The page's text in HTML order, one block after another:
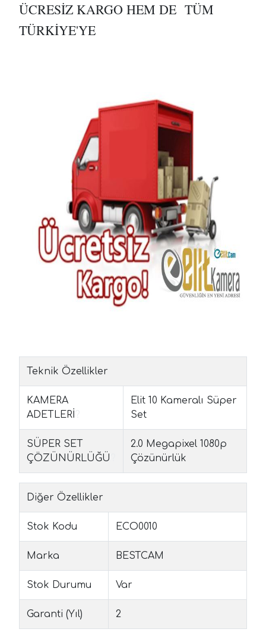
ÜCRESİZ KARGO HEM DE TÜM
TÜRKİYE'YE
Teknik Özellikler
KAMERA
ADETLERİ
Elit 10 Kameralı Süper
Set
SÜPER SET
ÇÖZÜNÜRLÜĞÜ
2.0 Megapixel 1080p
Çözünürlük
Diğer Özellikler
Stok Kodu ECO0010
Marka BESTCAM
Stok Durumu Var
Garanti (Yıl) 2